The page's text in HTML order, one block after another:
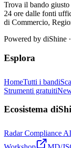
Trova il bando
24 ore dalle fonti
di Commercio,
Powered by diShine
Esplora
HomeTutti i bandi
Strumenti gratuiti
Ecosistema
Radar Compliance